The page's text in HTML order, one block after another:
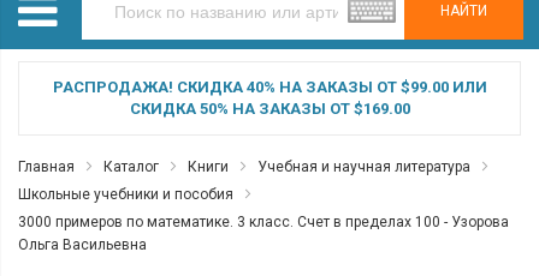
НАЙТИ
РАСПРОДАЖА! СКИДКА 40% НА ЗАКАЗЫ ОТ $99.00 ИЛИ
СКИДКА 50% НА ЗАКАЗЫ ОТ $169.00
Главная Каталог Книги
Учебная и научная литература
Школьные учебники и пособия
3000 примеров по математике. 3 класс. Счет в пределах 100 - Узорова
Ольга Васильевна